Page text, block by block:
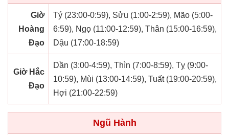
Giờ
Hoàng
Đạo
Tý (23:00-0:59), Sửu (1:00-2:59), Mão (5:00-
6:59), Ngọ (11:00-12:59), Thân (15:00-16:59),
Dậu (17:00-18:59)
Giờ Hắc
Đạo
Dần (3:00-4:59), Thìn (7:00-8:59), Tỵ (9:00-
10:59), Mùi (13:00-14:59), Tuất (19:00-20:59),
Hợi (21:00-22:59)
Ngũ Hành